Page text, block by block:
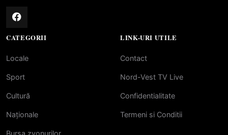
CATEGORII
Locale
Sport
Cultură
Naționale
Bursa zvonurilor
LINK-URI UTILE
Contact
Nord-Vest TV Live
Confidentialitate
Termeni si Conditii